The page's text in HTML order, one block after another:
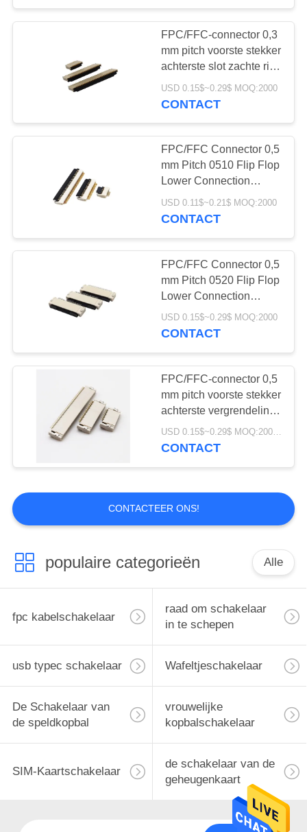
FPC/FFC-connector 0,3
mm pitch voorste stekker
achterste slot zachte rij
stopcontact hoogte 1,0
mm 9/13/41/71P
USD 0.15$~0.29$ MOQ:2000
CONTACT
FPC/FFC Connector 0,5
mm Pitch 0510 Flip Flop
Lower Connection
Flexible Row Socket
Height 1.0MM4-12-50P
USD 0.11$~0.21$ MOQ:2000
CONTACT
FPC/FFC Connector 0,5
mm Pitch 0520 Flip Flop
Lower Connection
Flexible Row Socket
Height 2.0MM4-12-60P
USD 0.15$~0.29$ MOQ:2000
CONTACT
FPC/FFC-connector 0,5
mm pitch voorste stekker
achterste vergrendeling
Flexible rij stopcontact
hoogte 2,0 mm
USD 0.15$~0.29$ MOQ:2000 stuks
CONTACT
CONTACTEER ONS!
populaire categorieën Alle
fpc kabelschakelaar
raad om schakelaar
in te schepen
usb typec schakelaar Wafeltjeschakelaar
De Schakelaar van
de speldkopbal
vrouwelijke
kopbalschakelaar
SIM-Kaartschakelaar
de schakelaar van de
geheugenkaart